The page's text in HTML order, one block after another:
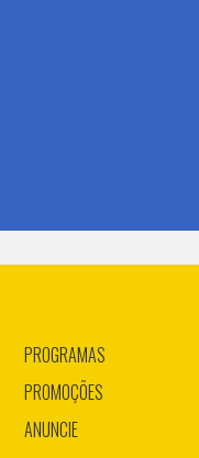
PROGRAMAS
PROMOÇÕES
ANUNCIE